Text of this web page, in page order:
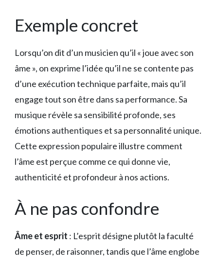
Exemple concret
Lorsqu’on dit d’un musicien qu’il « joue avec son
âme », on exprime l’idée qu’il ne se contente pas
d’une exécution technique parfaite, mais qu’il
engage tout son être dans sa performance. Sa
musique révèle sa sensibilité profonde, ses
émotions authentiques et sa personnalité unique.
Cette expression populaire illustre comment
l’âme est perçue comme ce qui donne vie,
authenticité et profondeur à nos actions.
À ne pas confondre
Âme et esprit : L’esprit désigne plutôt la faculté
de penser, de raisonner, tandis que l’âme englobe